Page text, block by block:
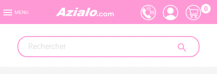
 MENU

0